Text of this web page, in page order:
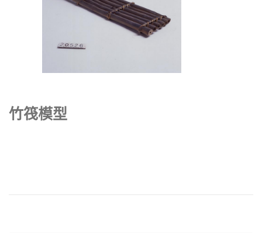
竹筏模型